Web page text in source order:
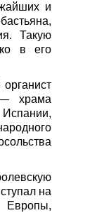
и
Такую
в его
храма
на